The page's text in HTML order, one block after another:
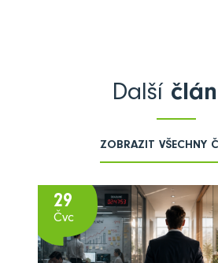
Další
ZOBRAZIT VŠECHNY
29
Čvc